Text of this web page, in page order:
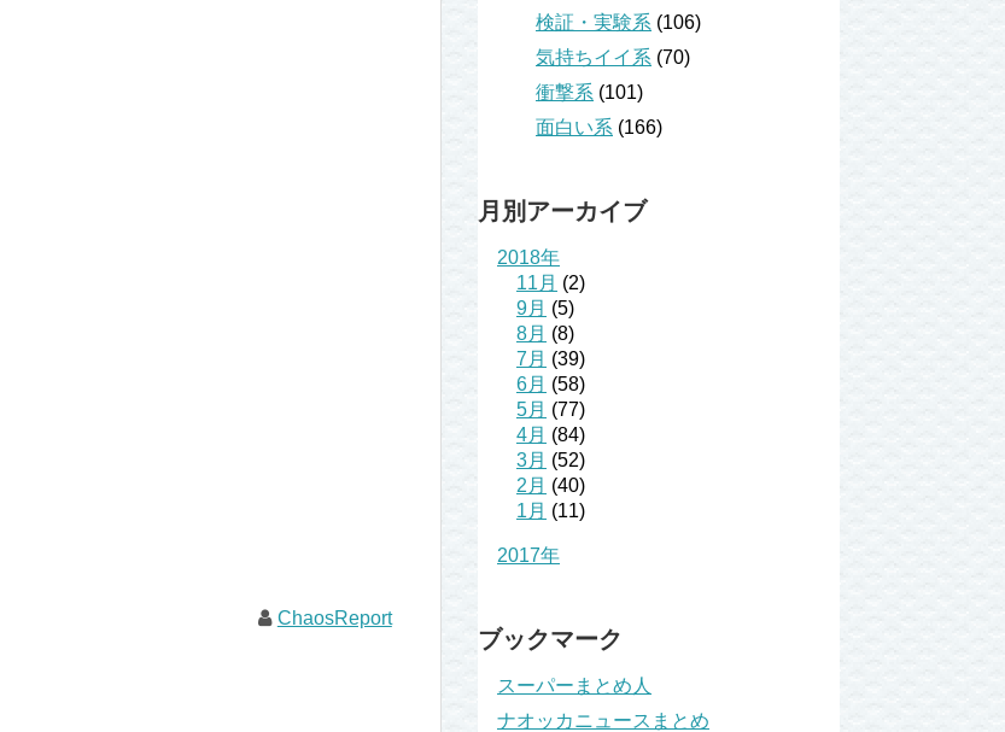
ChaosReport
検証・実験系 (106)
気持ちイイ系 (70)
衝撃系 (101)
面白い系 (166)
月別アーカイブ
2018年
11月 (2)
9月 (5)
8月 (8)
7月 (39)
6月 (58)
5月 (77)
4月 (84)
3月 (52)
2月 (40)
1月 (11)
2017年
ブックマーク
スーパーまとめ人
ナオッカニュースまとめ